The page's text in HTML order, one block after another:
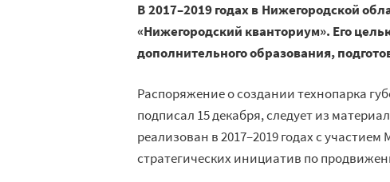
В 2017–2019 годах в Нижегородской
«Нижегородский кванториум». Его
дополнительного образования,
Распоряжение о создании технопарка
подписал 15 декабря, следует из
реализован в 2017–2019 годах с
стратегических инициатив по